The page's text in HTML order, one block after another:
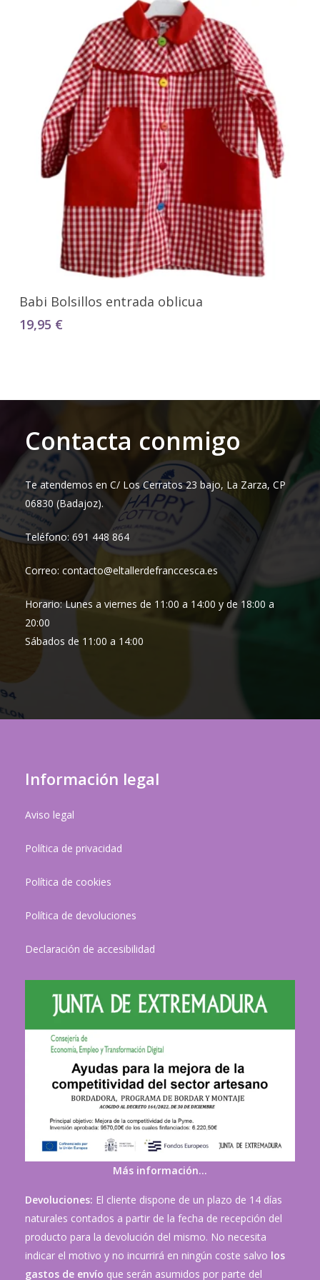
Seleccionar Opciones
Babi Bolsillos entrada oblicua
19,95 €
Contacta conmigo
Te atendemos en C/ Los Cerratos 23 bajo, La Zarza, CP
06830 (Badajoz).
Teléfono: 691 448 864
Correo: contacto@eltallerdefranccesca.es
Horario: Lunes a viernes de 11:00 a 14:00 y de 18:00 a
20:00
Sábados de 11:00 a 14:00
Información legal
Aviso legal
Política de privacidad
Política de cookies
Política de devoluciones
Declaración de accesibilidad
Más información…
Devoluciones: El cliente dispone de un plazo de 14 días
naturales contados a partir de la fecha de recepción del
producto para la devolución del mismo. No necesita
indicar el motivo y no incurrirá en ningún coste salvo los
gastos de envío que serán asumidos por parte del